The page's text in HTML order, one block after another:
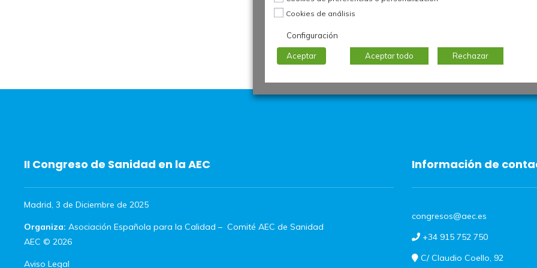
entornos urbanos. Es Coordinador del Grupo de
II Congreso de Sanidad en la AEC
Madrid, 3 de Diciembre de 2025
Organiza: Asociación Española para la Calidad – Comité AEC de Sanidad
AEC © 2026
Aviso Legal
Información de
congresos@aec.es
+34 915 752 750
C/ Claudio Coello, 92
Cookies de análisis
Configuración
Aceptar Aceptar todo Rechazar